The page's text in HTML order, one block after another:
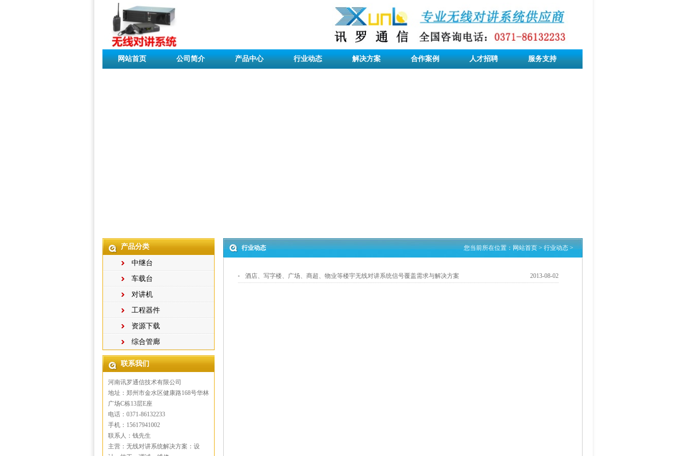
网站首页 公司简介 产品中心 行业动态 解决方案 合作案例 人才招聘 服务支持
产品分类
中继台
车载台
对讲机
工程器件
资源下载
综合管廊
联系我们
河南讯罗通信技术有限公司
地址：郑州市金水区健康路168号华林
广场C栋13层E座
电话：0371-86132233
手机：15617941002
联系人：钱先生
主营：无线对讲系统解决方案：设
行业动态 您当前所在位置：网站首页>行业动态>
2013-08-02
酒店、写字楼、广场、商超、物业等楼宇无线对讲系统信号覆盖需求与解决方案